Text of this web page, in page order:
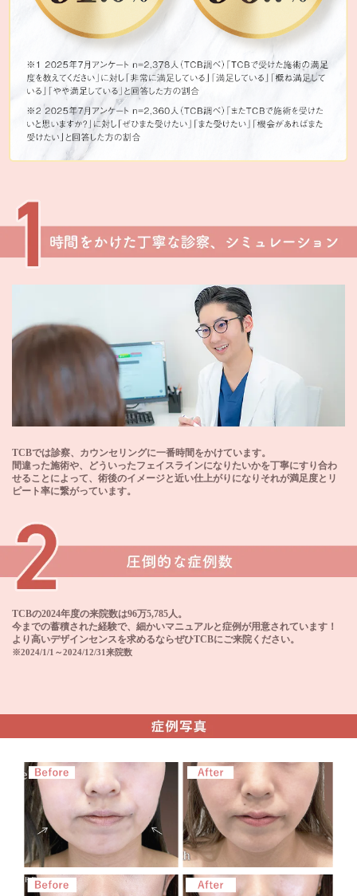
TCBでは診察、カウンセリングに一番時間をかけています。
間違った施術や、どういったフェイスラインになりたいかを丁寧にすり合わ
せることによって、術後のイメージと近い仕上がりになりそれが満足度とリ
ピート率に繋がっています。
TCBの2024年度の来院数は96万5,785人。
今までの蓄積された経験で、細かいマニュアルと症例が用意されています！
より高いデザインセンスを求めるならぜひTCBにご来院ください。
※2024/1/1～2024/12/31来院数